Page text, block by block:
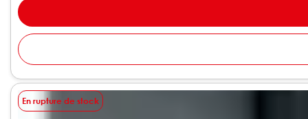
En rupture de stock